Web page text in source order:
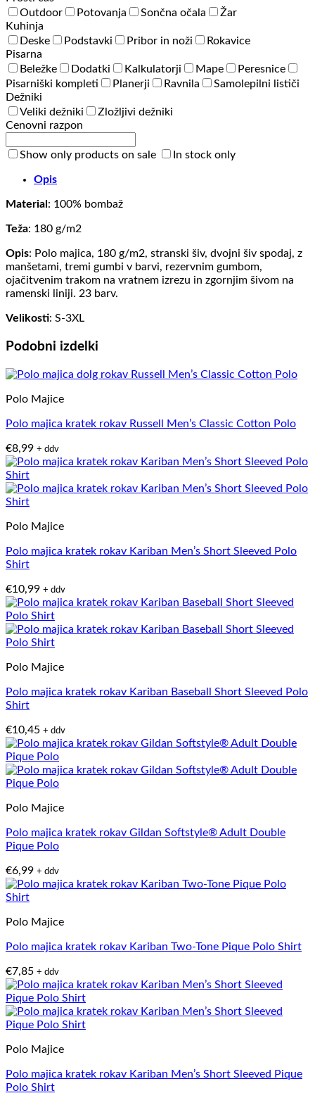
Outdoor
Potovanja Sončna očala
Žar
Kuhinja
Deske
Podstavki Pribor in noži
Rokavice
Pisarna
Beležke
Dodatki Kalkulatorji Mape
Peresnice
Pisarniški kompleti
Planerji Ravnila
Samolepilni lističi
Dežniki
Veliki dežniki
Zložljivi dežniki
Cenovni razpon
Show only products on sale In stock only
Opis
Material : 100% bombaž
Teža: 180 g/m2
Opis: Polo majica, 180 g/m2, stranski šiv, dvojni šiv spodaj, z
manšetami, tremi gumbi v barvi, rezervnim gumbom,
ojačitvenim trakom na vratnem izrezu in zgornjim šivom na
ramenski liniji. 23 barv.
Velikosti: S-3XL
Podobni izdelki
Polo Majice
Polo majica kratek rokav Russell Men’s Classic Cotton Polo
€8,99 + ddv
Polo Majice
Polo majica kratek rokav Kariban Men’s Short Sleeved Polo
Shirt
€10,99 + ddv
Polo Majice
Polo majica kratek rokav Kariban Baseball Short Sleeved Polo
Shirt
€10,45 + ddv
Polo Majice
Polo majica kratek rokav Gildan Softstyle® Adult Double
Pique Polo
€6,99 + ddv
Polo Majice
Polo majica kratek rokav Kariban Two-Tone Pique Polo Shirt
€7,85 + ddv
Polo Majice
Polo majica kratek rokav Kariban Men’s Short Sleeved Pique
Polo Shirt